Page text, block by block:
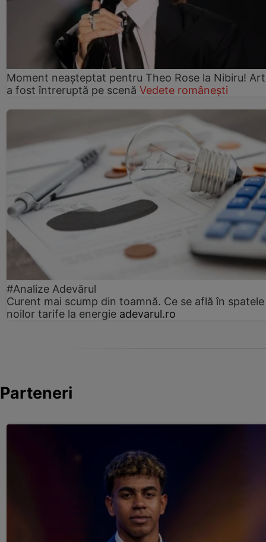
Moment neașteptat pentru Theo Rose la Nibiru!
a fost întreruptă pe scenă Vedete românești
#Analize Adevărul
Curent mai scump din toamnă. Ce se află în spatele
noilor tarife la energie adevarul.ro
Parteneri